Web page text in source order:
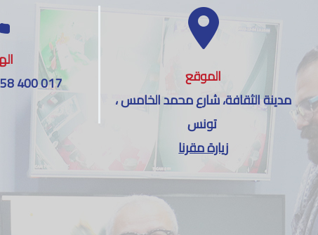
400 017
الموقع
مدينة الثقافة، شارع محمد الخامس ،
تونس
زيارة مقرنا